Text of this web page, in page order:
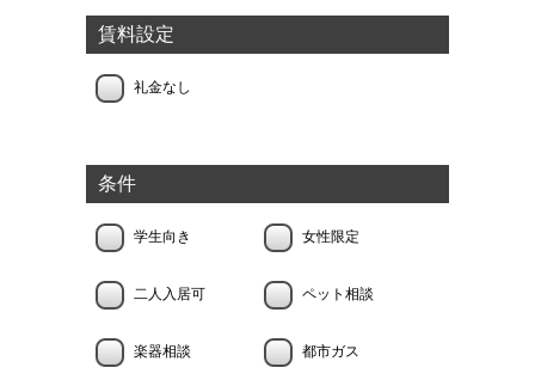
賃料設定
礼金なし
条件
学生向き 女性限定
二人入居可 ペット相談
楽器相談 都市ガス